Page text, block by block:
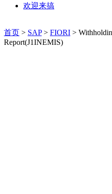
欢迎来搞
首页 > SAP> FIORI >
Report(J1INEMIS)